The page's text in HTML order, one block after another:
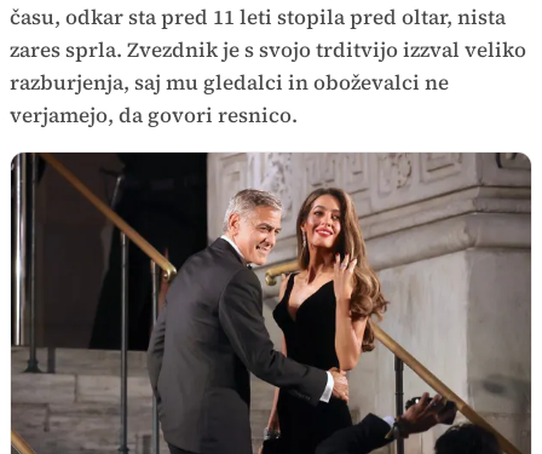
času, odkar sta pred 11 leti stopila pred oltar, nista
zares sprla. Zvezdnik je s svojo trditvijo izzval veliko
razburjenja, saj mu gledalci in oboževalci ne
verjamejo, da govori resnico.